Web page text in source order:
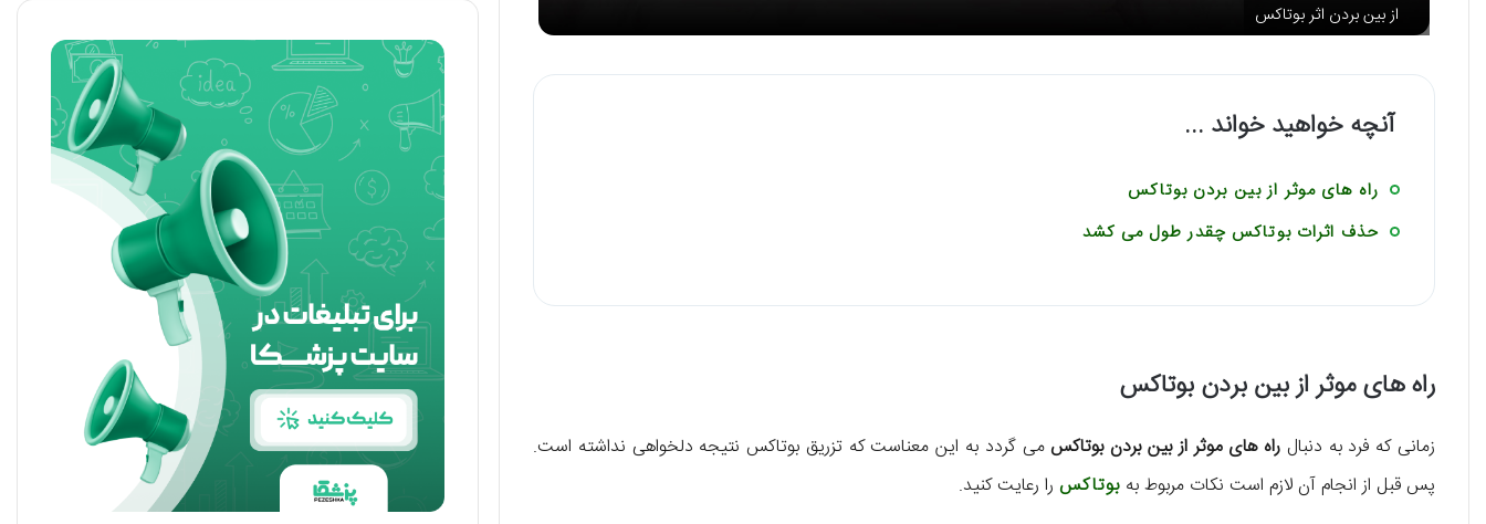
از بین بردن اثر بوتاکس
آنچه خواهید خواند ...
راه های موثر از بین بردن بوتاکس
حذف اثرات بوتاکس چقدر طول می کشد
راه های موثر از بین بردن بوتاکس
زمانی که فرد به دنبال راه های موثر از بین بردن بوتاکس می گردد به این معناست که تزریق بوتاکس نتیجه دلخواهی نداشته است.
پس قبل از انجام آن لازم است نکات مربوط به بوتاکس را رعایت کنید.